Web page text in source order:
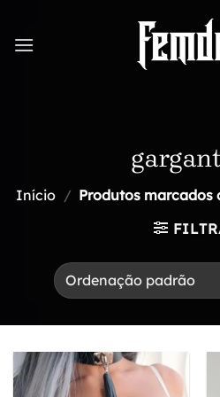
content
Início / Produtos marcados